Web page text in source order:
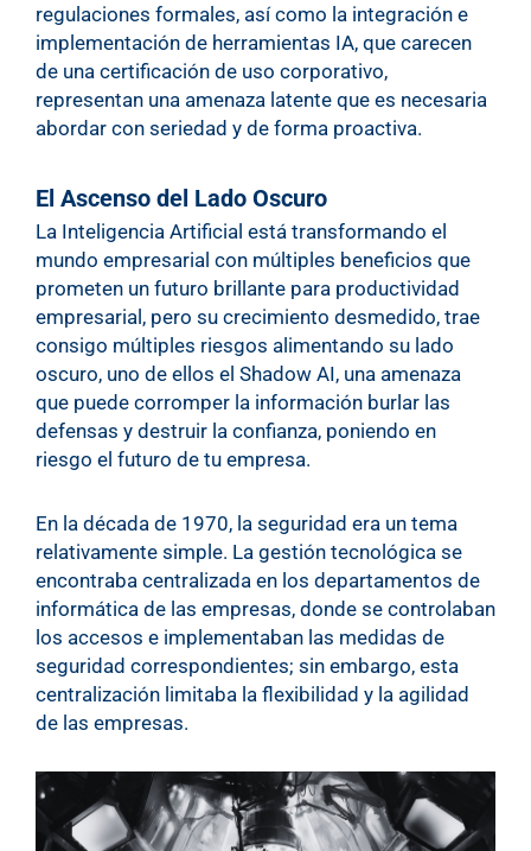
regulaciones formales, así como la integración e
implementación de herramientas IA, que carecen
de una certificación de uso corporativo,
representan una amenaza latente que es necesaria
abordar con seriedad y de forma proactiva.
El Ascenso del Lado Oscuro
La Inteligencia Artificial está transformando el
mundo empresarial con múltiples beneficios que
prometen un futuro brillante para productividad
empresarial, pero su crecimiento desmedido, trae
consigo múltiples riesgos alimentando su lado
oscuro, uno de ellos el Shadow AI, una amenaza
que puede corromper la información burlar las
defensas y destruir la confianza, poniendo en
riesgo el futuro de tu empresa.
En la década de 1970, la seguridad era un tema
relativamente simple. La gestión tecnológica se
encontraba centralizada en los departamentos de
informática de las empresas, donde se controlaban
los accesos e implementaban las medidas de
seguridad correspondientes; sin embargo, esta
centralización limitaba la flexibilidad y la agilidad
de las empresas.